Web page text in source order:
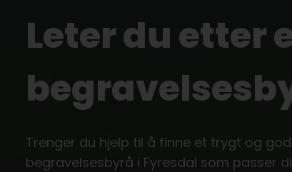
Leter du etter
Trenger du hjelp til å finne et trygt og
begravelsesbyrå i Fyresdal som passer